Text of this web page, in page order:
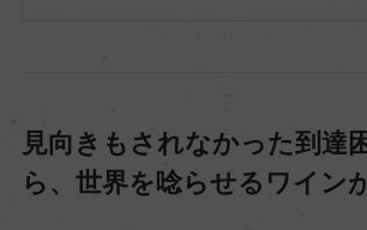
見向きもされなかった到達
ら、世界を唸らせるワイン